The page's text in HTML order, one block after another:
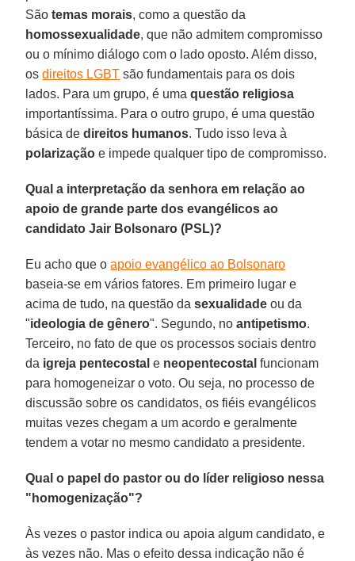
Sãotemas morais, como a questão da
homossexualidade, que não admitem compromisso
ou o mínimo diálogo com o lado oposto. Além disso,
osdireitos LGBT são fundamentais para os dois
lados. Para um grupo, é umaquestão religiosa
importantíssima. Para o outro grupo, é uma questão
básica dedireitos humanos. Tudo isso leva à
polarização e impede qualquer tipo de compromisso.
Qual a interpretação da senhora em relação ao
apoio de grande parte dos evangélicos ao
candidato Jair Bolsonaro (PSL)?
Eu acho que oapoio evangélico ao Bolsonaro
baseia-se em vários fatores. Em primeiro lugar e
acima de tudo, na questão dasexualidade ou da
"ideologia de gênero". Segundo, noantipetismo.
Terceiro, no fato de que os processos sociais dentro
da igreja pentecostal e neopentecostal funcionam
para homogeneizar o voto. Ou seja, no processo de
discussão sobre os candidatos, os fiéis evangélicos
muitas vezes chegam a um acordo e geralmente
tendem a votar no mesmo candidato a presidente.
Qual o papel do pastor ou do líder religioso nessa
"homogenização"?
Às vezes o pastor indica ou apoia algum candidato, e
às vezes não. Mas o efeito dessa indicação não é